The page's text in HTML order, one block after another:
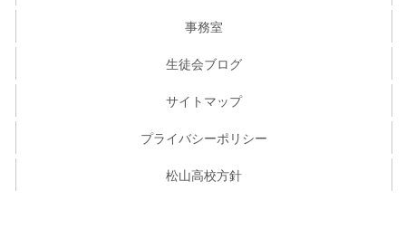
事務室
生徒会ブログ
サイトマップ
プライバシーポリシー
松山高校方針